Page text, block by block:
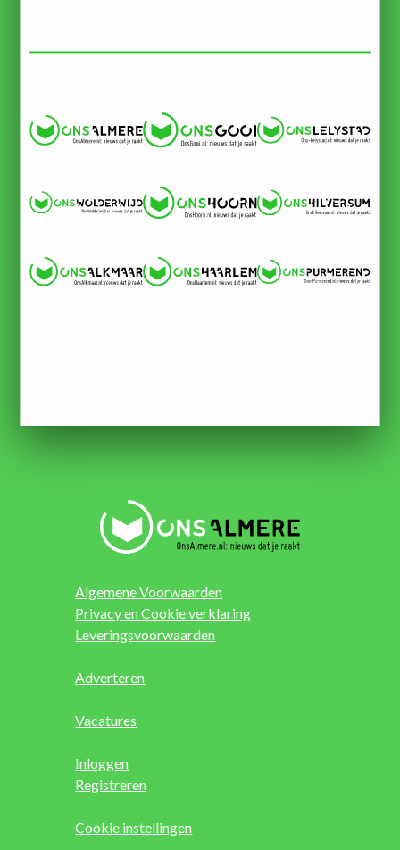
Algemene Voorwaarden
Privacy en Cookie verklaring
Leveringsvoorwaarden
Adverteren
Vacatures
Inloggen
Registreren
Cookie instellingen